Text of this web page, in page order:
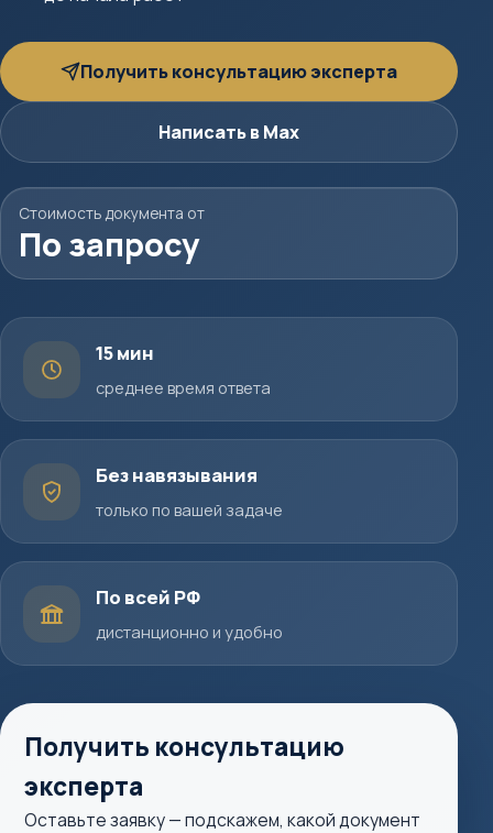
Получить консультацию эксперта
Написать в Max
Стоимость документа от
По запросу
15 мин
среднее время ответа
Без навязывания
только по вашей задаче
По всей РФ
дистанционно и удобно
Получить консультацию
эксперта
Оставьте заявку — подскажем, какой документ